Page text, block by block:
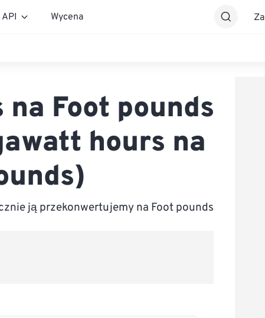
API Wycena
Foot pounds
hours na
ją przekonwertujemy na Foot pounds